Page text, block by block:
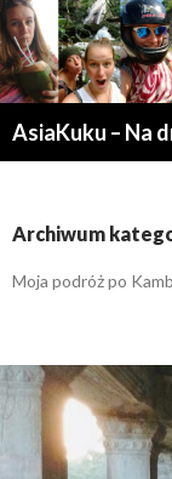
AsiaKuku – Na
Archiwum
Moja podróż po